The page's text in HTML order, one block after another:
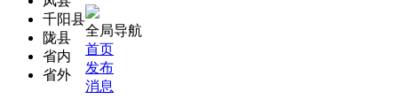
千阳县
陇县
省内
省外
全局导航
首页
发布
消息